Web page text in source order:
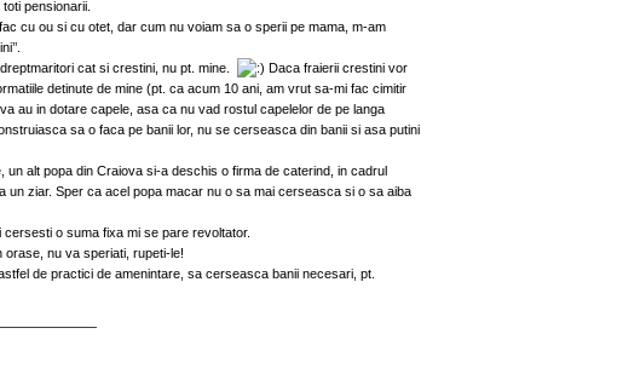
pensionarii.
cu ou si cu otet, dar cum nu voiam sa o sperii pe mama, m-am
cat si crestini, nu pt. mine.
Daca fraierii crestini vor
detinute de mine (pt. ca acum 10 ani, am vrut sa-mi fac cimitir
au in dotare capele, asa ca nu vad rostul capelelor de pe langa
sa o faca pe banii lor, nu se cerseasca din banii si asa putini
un alt popa din Craiova si-a deschis o firma de caterind, in cadrul
un ziar. Sper ca acel popa macar nu o sa mai cerseasca si o sa aiba
o suma fixa mi se pare revoltator.
orase, nu va speriati, rupeti-le!
de practici de amenintare, sa cerseasca banii necesari, pt.